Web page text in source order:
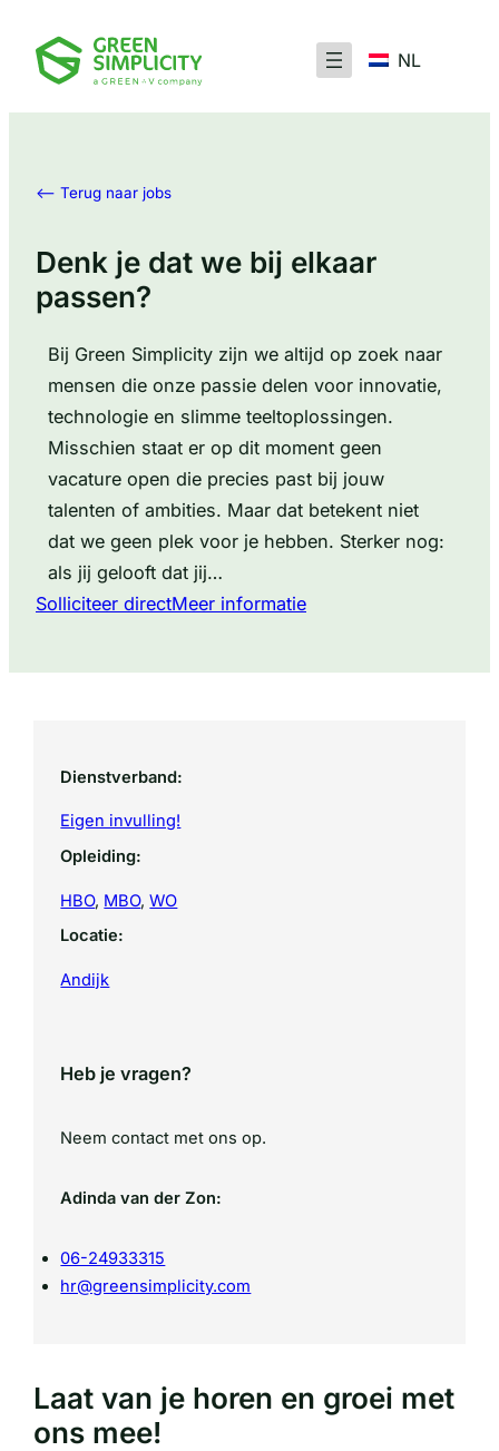
NL
<– Terug naar jobs
Denk je dat we bij elkaar
passen?
Bij Green Simplicity zijn we altijd op zoek naar
mensen die onze passie delen voor innovatie,
technologie en slimme teeltoplossingen.
Misschien staat er op dit moment geen
vacature open die precies past bij jouw
talenten of ambities. Maar dat betekent niet
dat we geen plek voor je hebben. Sterker nog:
als jij gelooft dat jij…
Solliciteer directMeer informatie
Dienstverband:
Eigen invulling!
Opleiding:
HBO, MBO, WO
Locatie:
Andijk
Heb je vragen?
Neem contact met ons op.
Adinda van der Zon:
06-24933315
hr@greensimplicity.com
Laat van je horen en groei met
ons mee!